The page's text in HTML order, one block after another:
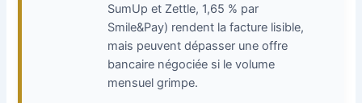
SumUp et Zettle, 1,65 % par
Smile&Pay) rendent la facture lisible,
mais peuvent dépasser une offre
bancaire négociée si le volume
mensuel grimpe.